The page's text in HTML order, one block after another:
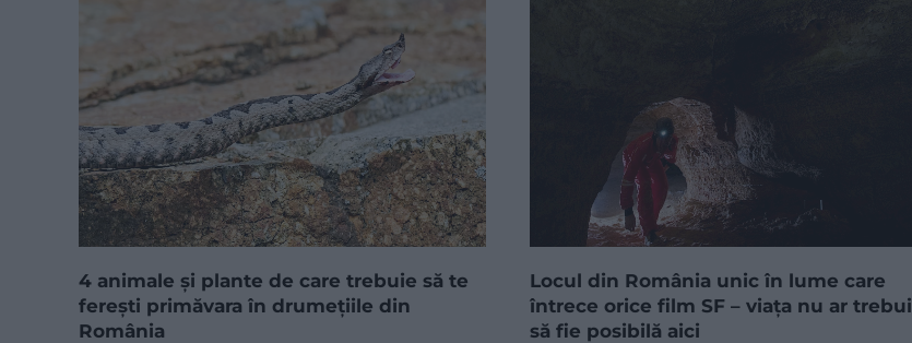
4 animale și plante de care trebuie să te
ferești primăvara în drumețiile din
România
Locul din România unic în lume care
întrece orice film SF – viața nu ar trebui
să fie posibilă aici